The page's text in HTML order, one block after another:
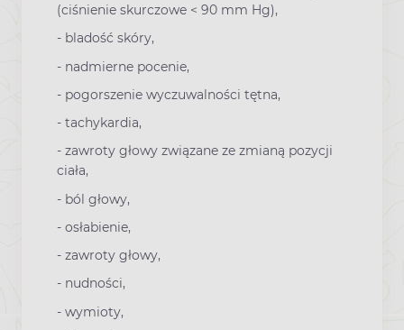
(ciśnienie skurczowe < 90 mm Hg),
- bladość skóry,
- nadmierne pocenie,
- pogorszenie wyczuwalności tętna,
- tachykardia,
- zawroty głowy związane ze zmianą pozycji
ciała,
- ból głowy,
- osłabienie,
- zawroty głowy,
- nudności,
- wymioty,